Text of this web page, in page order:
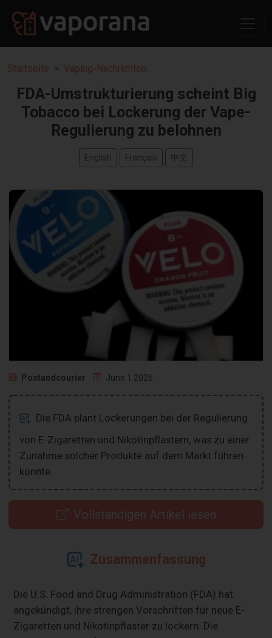
Startseite Vaping-Nachrichten
FDA-Umstrukturierung scheint Big
Tobacco bei Lockerung der Vape-
Regulierung zu belohnen
English Français 中文
Postandcourier June 1 2026
Die FDA plant Lockerungen bei der Regulierung
von E-Zigaretten und Nikotinpflastern, was zu einer
Zunahme solcher Produkte auf dem Markt führen
könnte.
Vollständigen Artikel lesen
Zusammenfassung
Die U.S. Food and Drug Administration (FDA) hat
angekündigt, ihre strengen Vorschriften für neue E-
Zigaretten und Nikotinpflaster zu lockern. Die